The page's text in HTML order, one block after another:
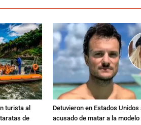
turista al
de
Detuvieron en Estados Unidos
acusado de matar a la modelo